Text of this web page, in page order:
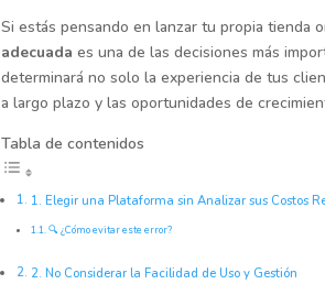
Si estás pensando en lanzar tu propia tienda
adecuada es una de las decisiones más
determinará no solo la experiencia de tus
a largo plazo y las oportunidades de
Tabla de contenidos
1. Elegir una Plataforma sin Analizar sus Costos
🔍 ¿Cómo evitar este error?
2. No Considerar la Facilidad de Uso y Gestión